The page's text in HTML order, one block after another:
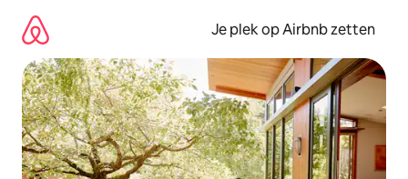
direct
naar
inhoud
Je plek op Airbnb zetten